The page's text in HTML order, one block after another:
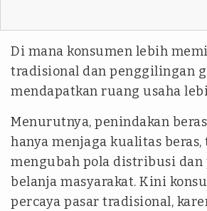
Di mana konsumen lebih
tradisional dan penggilingan
mendapatkan ruang usaha
Menurutnya, penindakan
hanya menjaga kualitas
mengubah pola distribusi
belanja masyarakat. Kini
percaya pasar tradisional,